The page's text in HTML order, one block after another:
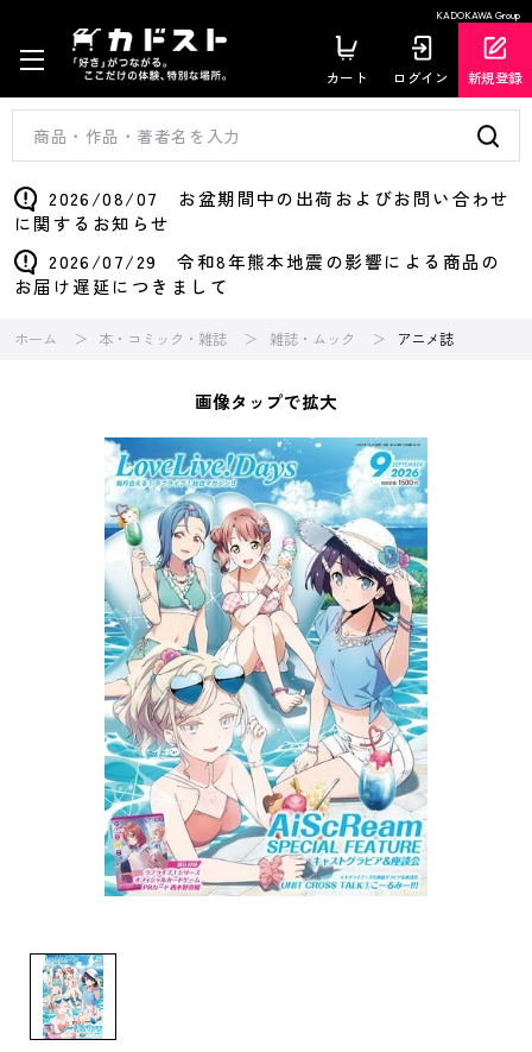
KADOKAWA Group
カート ログイン 新規登録
2026/08/07 お盆期間中の出荷およびお問い合わせ
に関するお知らせ
2026/07/29 令和8年熊本地震の影響による商品の
お届け遅延につきまして
ホーム 本・コミック・雑誌 雑誌・ムック アニメ誌
画像タップで拡大